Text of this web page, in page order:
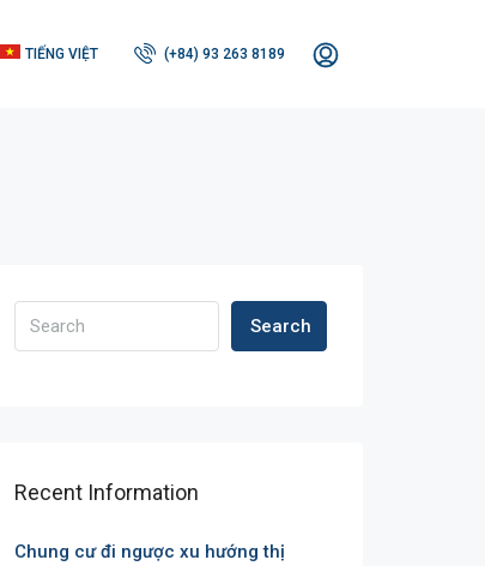
TIẾNG VIỆT (+84) 93 263 8189
Search
Recent Information
Chung cư đi ngược xu hướng thị